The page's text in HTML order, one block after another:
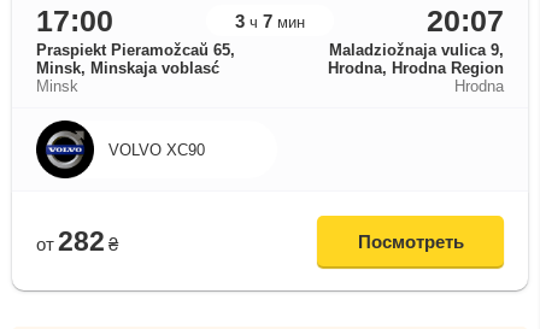
17:00 3 ч 7 мин 20:07
Praspiekt Pieramožcaŭ 65,
Minsk, Minskaja voblasć
Maladziožnaja vulica 9,
Hrodna, Hrodna Region
Minsk
Hrodna
VOLVO XC90
от 282 ₴ Посмотреть